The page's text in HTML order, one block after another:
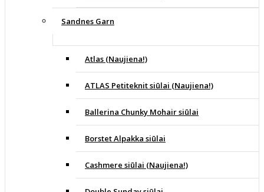
Sandnes Garn
Atlas (Naujiena!)
ATLAS Petiteknit siūlai (Naujiena!)
Ballerina Chunky Mohair siūlai
Borstet Alpakka siūlai
Cashmere siūlai (Naujiena!)